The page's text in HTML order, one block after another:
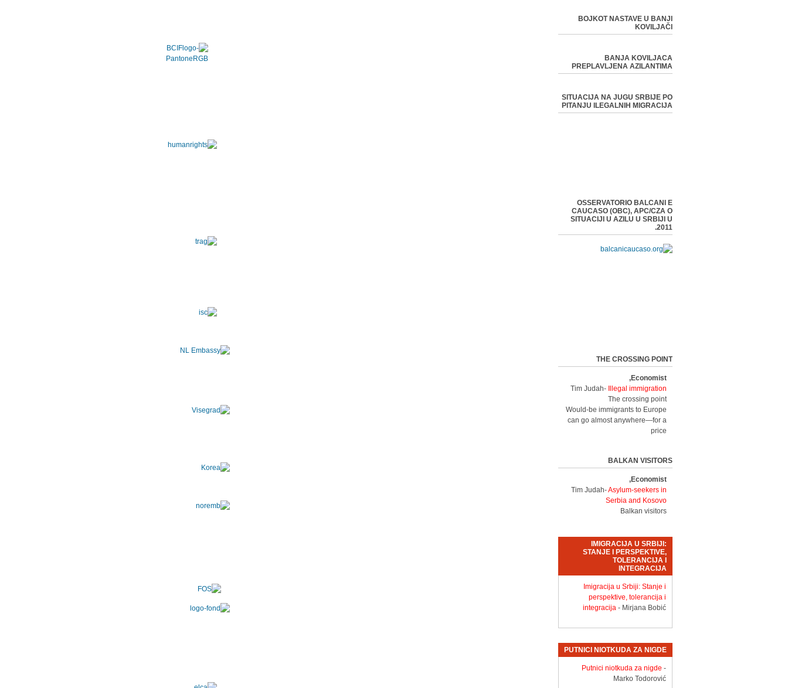
BOJKOT NASTAVE U BANJI
KOVILJAČI
BANJA KOVILJACA
PREPLAVLJENA AZILANTIMA
SITUACIJA NA JUGU SRBIJE PO
PITANJU ILEGALNIH MIGRACIJA
OSSERVATORIO BALCANI E
CAUCASO (OBC), APC/CZA O
SITUACIJI U AZILU U SRBIJI U
2011.
THE CROSSING POINT
Economist,
Tim Judah-
Illegal immigration
The crossing point
Would-be immigrants to Europe
can go almost anywhere—for a
price
BALKAN VISITORS
Economist,
Tim Judah-Asylum-seekers in
Serbia and Kosovo
Balkan visitors
IMIGRACIJA U SRBIJI:
STANJE I PERSPEKTIVE,
TOLERANCIJA I
INTEGRACIJA
Imigracija u Srbiji: Stanje i
perspektive, tolerancija i
integracija - Mirjana Bobić
PUTNICI NIOTKUDA ZA NIGDE
Putnici niotkuda za nigde -
Marko Todorović